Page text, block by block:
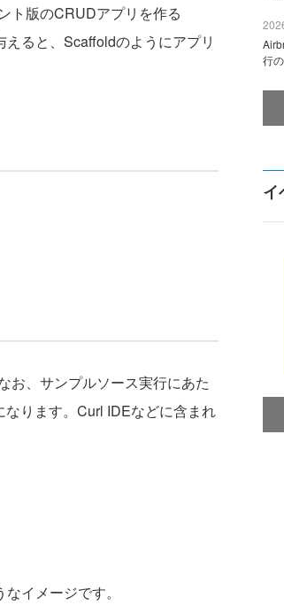
ト版のCRUDアプリを作る
ると、Scaffoldのようにアプリ
お、サンプルソース実行にあた
ります。Curl IDEなどに含まれ
イメージです。
行
イ